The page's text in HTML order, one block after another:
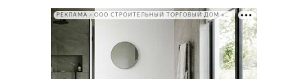
РЕКЛАМА • ООО СТРОИТЕЛЬНЫЙ ТОРГОВЫЙ ДОМ «ПЕТРОВИЧ». ИНН: 7802348846